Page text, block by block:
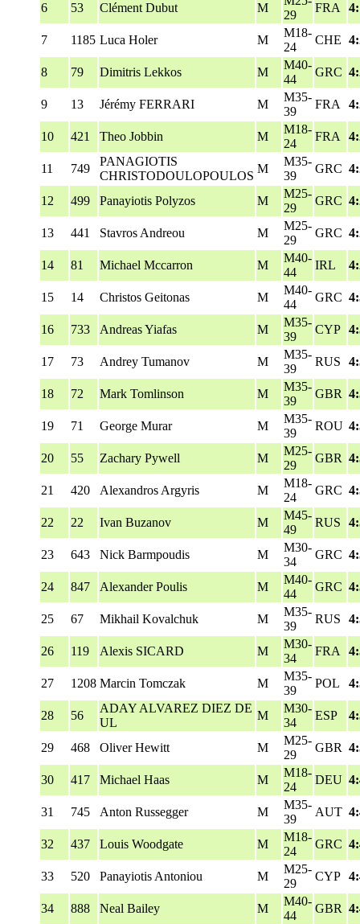
6 53 Clément Dubut M
29
FRA
7 1185 Luca Holer M
M18-
24
CHE
8 79 Dimitris Lekkos M
M40-
44
GRC
9 13 Jérémy FERRARI M
M35-
39
FRA
10 421 Theo Jobbin M
M18-
24
FRA
11 749
PANAGIOTIS
CHRISTODOULOPOULOS
M
M35-
39
GRC
12 499 Panayiotis Polyzos M
M25-
29
GRC
13 441 Stavros Andreou M
M25-
29
GRC
14 81 Michael Mccarron M
M40-
44
IRL
15 14 Christos Geitonas M
M40-
44
GRC
16 733 Andreas Yiafas M
M35-
39
CYP
17 73 Andrey Tumanov M
M35-
39
RUS
18 72 Mark Tomlinson M
M35-
39
GBR
19 71 George Murar M
M35-
39
ROU
20 55 Zachary Pywell M
M25-
29
GBR
21 420 Alexandros Argyris M
M18-
24
GRC
22 22 Ivan Buzanov M
M45-
49
RUS
23 643 Nick Barmpoudis M
M30-
34
GRC
24 847 Alexander Poulis M
M40-
44
GRC
25 67 Mikhail Kovalchuk M
M35-
39
RUS
26 119 Alexis SICARD M
M30-
34
FRA
27 1208 Marcin Tomczak M
M35-
39
POL
28 56
ADAY ALVAREZ DIEZ DE
UL
M
M30-
34
ESP
29 468 Oliver Hewitt M
M25-
29
GBR
30 417 Michael Haas M
M18-
24
DEU
31 745 Anton Russegger M
M35-
39
AUT
32 437 Louis Woodgate M
M18-
24
GRC
33 520 Panayiotis Antoniou M
M25-
29
CYP
34 888 Neal Bailey M
M40-
44
GBR